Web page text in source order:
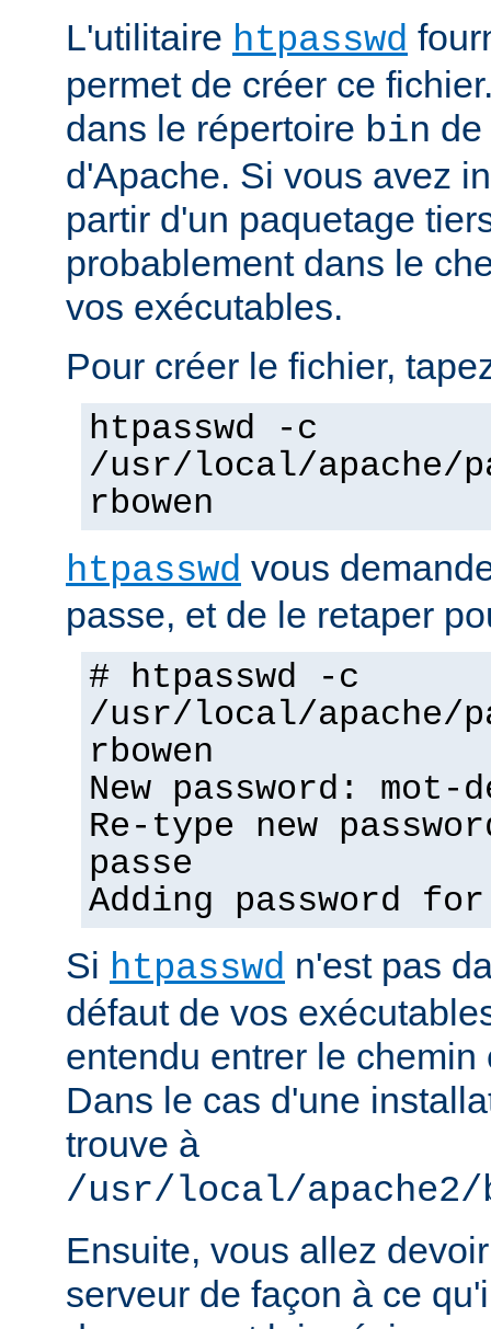
L'utilitaire htpasswd
permet de créer ce
dans le répertoire bin
d'Apache. Si vous avez
partir d'un paquetage
probablement dans le
vos exécutables.
Pour créer le fichier,
htpasswd -c
/usr/local/apache/
rbowen
htpasswd vous
passe, et de le retaper
# htpasswd -c
/usr/local/apache/
rbowen
New password: mot-
Re-type new
passe
Adding password
Si htpasswd n'est pas
défaut de vos
entendu entrer le chemin
Dans le cas d'une
trouve à
/usr/local/apache2/
Ensuite, vous allez
serveur de façon à ce